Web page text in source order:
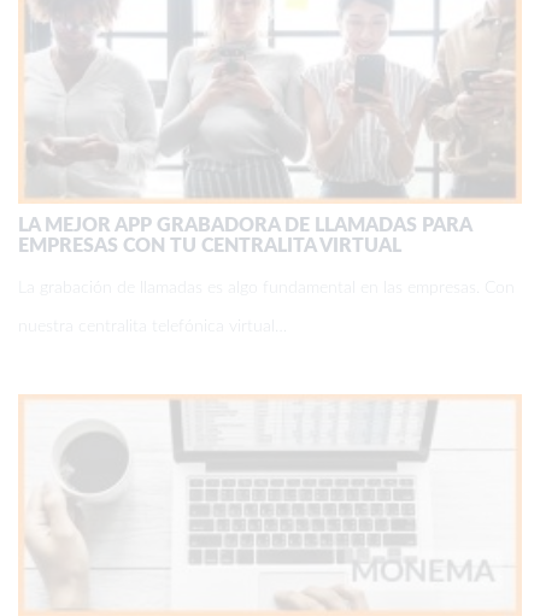
LA MEJOR APP GRABADORA DE LLAMADAS PARA
EMPRESAS CON TU CENTRALITA VIRTUAL
La grabación de llamadas es algo fundamental en las empresas. Con
nuestra centralita telefónica virtual…